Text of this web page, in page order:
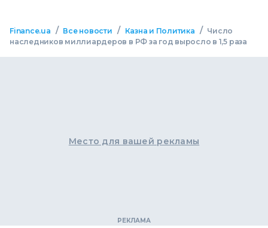
Finance.ua / Все новости / Казна и Политика / Число
наследников миллиардеров в РФ за год выросло в 1,5 раза
Место для вашей рекламы